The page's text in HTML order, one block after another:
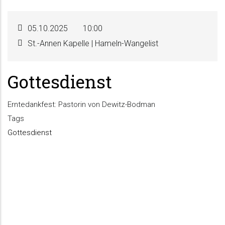
05.10.2025
10:00
St.-Annen Kapelle | Hameln-Wangelist
Gottesdienst
Erntedankfest: Pastorin von Dewitz-Bodman
Tags
Gottesdienst